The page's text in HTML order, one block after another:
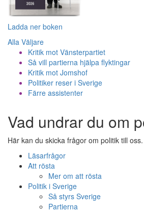
Ladda ner boken
Alla Väljare
Kritik mot Vänsterpartiet
Så vill partierna hjälpa flyktingar
Kritik mot Jomshof
Politiker reser i Sverige
Färre assistenter
Vad undrar du om
Här kan du skicka frågor om politik till oss.
Läsarfrågor
Att rösta
Mer om att rösta
Politik i Sverige
Så styrs Sverige
Partierna